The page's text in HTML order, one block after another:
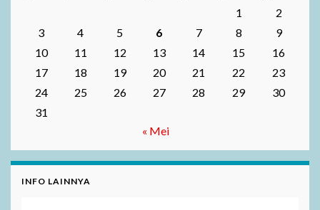
1
2
3
4 5 6 7 8
9
10
11 12 13 14 15
16
17
18 19 20 21 22
23
24
25 26 27 28 29
30
31
« Mei
INFO LAINNYA